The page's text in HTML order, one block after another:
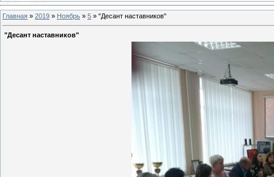
Главная » 2019 » Ноябрь » 5 » "Десант наставников"
"Десант наставников"